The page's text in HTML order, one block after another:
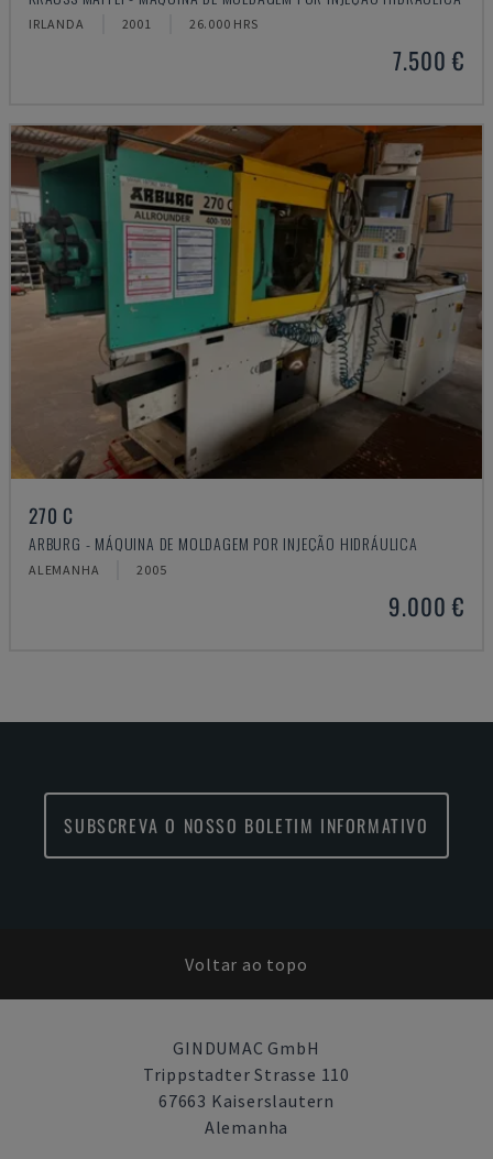
IRLANDA 2001 26.000 HRS
7.500 €
270 C
ARBURG - MÁQUINA DE MOLDAGEM POR INJEÇÃO HIDRÁULICA
ALEMANHA 2005
9.000 €
SUBSCREVA O NOSSO BOLETIM INFORMATIVO
Voltar ao topo
GINDUMAC GmbH
Trippstadter Strasse 110
67663 Kaiserslautern
Alemanha